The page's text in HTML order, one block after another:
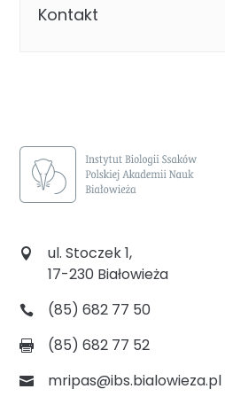
Kontakt
ul. Stoczek 1,
17-230 Białowieża
(85) 682 77 50
(85) 682 77 52
mripas@ibs.bialowieza.pl